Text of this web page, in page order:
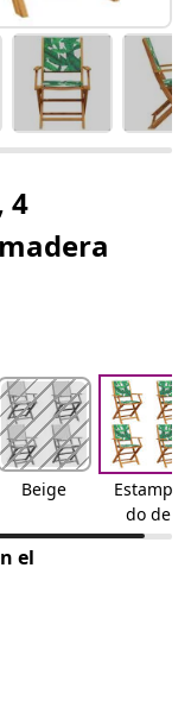
4
Beige
Estampa
do de
hojas
el